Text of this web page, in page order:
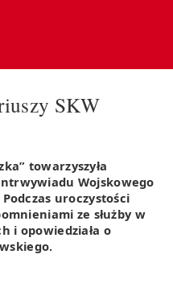
SKW
towarzyszyła
Wojskowego
uroczystości
ze służby w
i opowiedziała o